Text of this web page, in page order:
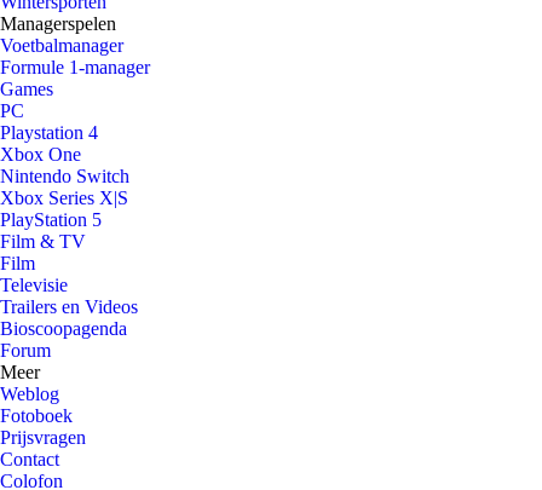
Managerspelen
Voetbalmanager
Formule 1-manager
Games
PC
Playstation 4
Xbox One
Nintendo Switch
Xbox Series X|S
PlayStation 5
Film & TV
Film
Televisie
Trailers en Videos
Bioscoopagenda
Forum
Meer
Weblog
Fotoboek
Prijsvragen
Contact
Colofon